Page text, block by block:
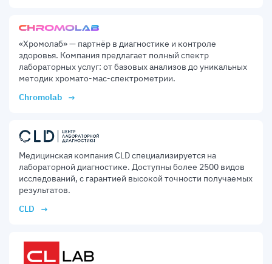
«Хромолаб» — партнёр в диагностике и контроле
здоровья. Компания предлагает полный спектр
лабораторных услуг: от базовых анализов до уникальных
методик хромато-мас-спектрометрии.
Chromolab
Медицинская компания CLD специализируется на
лабораторной диагностике. Доступны более 2500 видов
исследований, с гарантией высокой точности получаемых
результатов.
CLD